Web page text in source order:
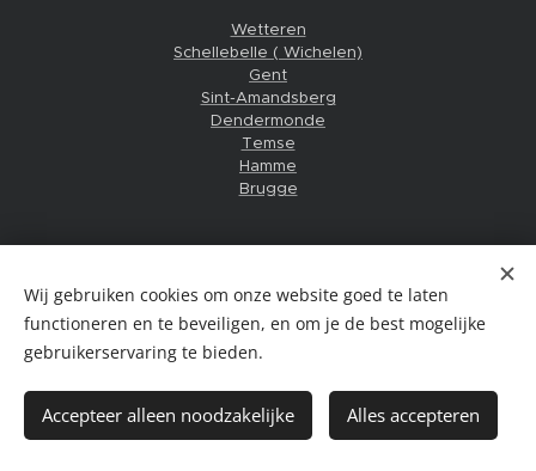
Wetteren
Schellebelle ( Wichelen)
Gent
Sint-Amandsberg
Dendermonde
Temse
Hamme
Brugge
Copyright ©2023 de talent coach. Alle rechten voorbehouden.
Niets van deze website mag zonder uitdrukkelijke toestemming van de
eigenaar overgenomen worden
Wij gebruiken cookies om onze website goed te laten
functioneren en te beveiligen, en om je de best mogelijke
gebruikerservaring te bieden.
Accepteer alleen noodzakelijke Alles accepteren